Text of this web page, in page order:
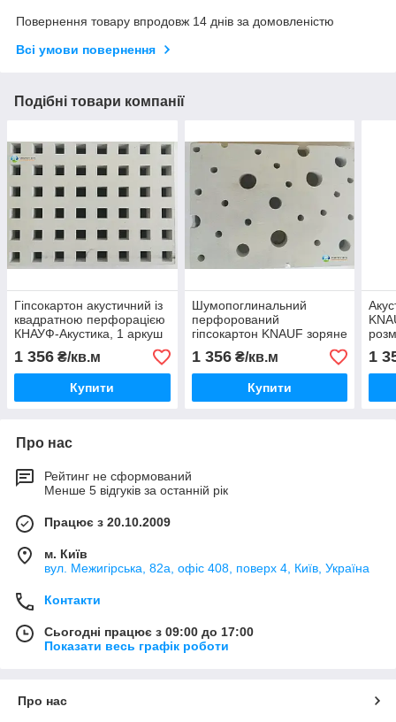
Повернення товару впродовж 14 днів за домовленістю
Всі умови повернення
Подібні товари компанії
Гіпсокартон акустичний із
квадратною перфорацією
КНАУФ-Акустика, 1 аркуш
2.4м2
1 356 ₴/кв.м
Купити
Шумопоглинальний
перфорований
гіпсокартон KNAUF зоряне
небо.
1 356₴/кв.м
Купити
мм.
1
Про нас
Рейтинг не сформований
Менше 5 відгуків за останній рік
Працює з 20.10.2009
м. Київ
вул. Межигірська, 82а, офіс 408, поверх 4, Київ, Україна
Контакти
Сьогодні працює з 09:00 до 17:00
Показати весь графік роботи
Про нас